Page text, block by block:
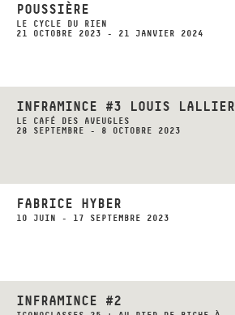
POUSSIÈRE
LE CYCLE DU RIEN
21 OCTOBRE 2023 - 21 JANVIER 2024
INFRAMINCE #3 LOUIS LALLIER
LE CAFÉ DES AVEUGLES
28 SEPTEMBRE - 8 OCTOBRE 2023
FABRICE HYBER
10 JUIN - 17 SEPTEMBRE 2023
INFRAMINCE #2